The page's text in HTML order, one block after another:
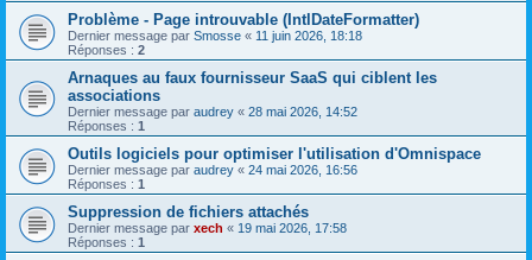
Problème - Page introuvable (IntlDateFormatter)
Dernier message par Smosse « 11 juin 2026, 18:18
Réponses : 2
Arnaques au faux fournisseur SaaS qui ciblent les
associations
Dernier message par audrey « 28 mai 2026, 14:52
Réponses : 1
Outils logiciels pour optimiser l'utilisation d'Omnispace
Dernier message par audrey « 24 mai 2026, 16:56
Réponses : 1
Suppression de fichiers attachés
Dernier message par xech « 19 mai 2026, 17:58
Réponses : 1